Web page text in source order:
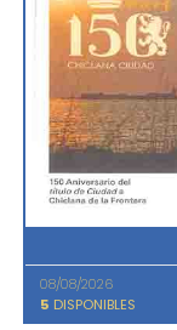
08/08/2026
5 DISPONIBLES